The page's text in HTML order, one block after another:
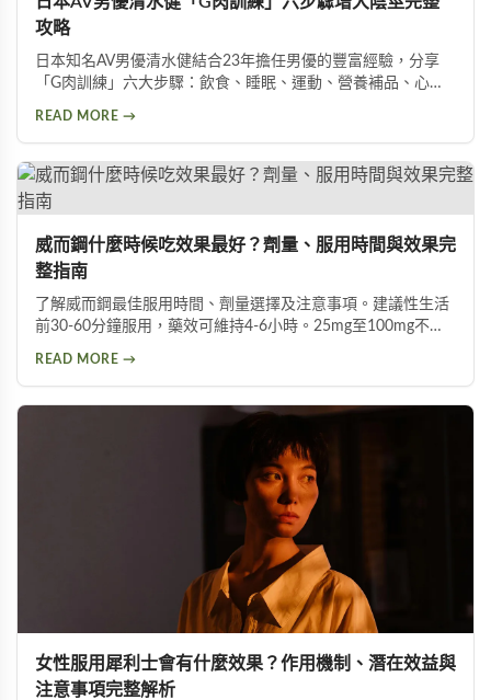
攻略
日本知名AV男優清水健結合23年擔任男優的豐富經驗，分享
「G肉訓練」六大步驟：飲食、睡眠、運動、營養補品、心
增粗的目標。
READ MORE →
威而鋼什麼時候吃效果最好？劑量、服用時間與效果完
整指南
了解威而鋼最佳服用時間、劑量選擇及注意事項。建議性生活
前30-60分鐘服用，藥效可維持4-6小時。25mg至100mg不同
READ MORE →
女性服用犀利士會有什麼效果？作用機制、潛在效益與
注意事項完整解析